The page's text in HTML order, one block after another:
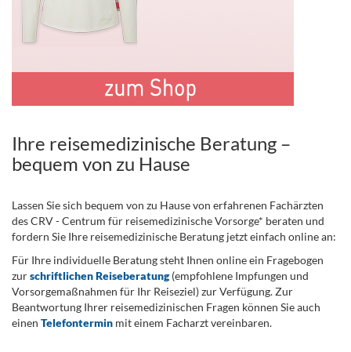
Ihre reisemedizinische Beratung –
bequem von zu Hause
Lassen Sie sich bequem von zu Hause von erfahrenen Fachärzten
des CRV - Centrum für reisemedizinische Vorsorge* beraten und
fordern Sie Ihre reisemedizinische Beratung jetzt einfach online an:
Für Ihre individuelle Beratung steht Ihnen online ein Fragebogen
zurschriftlichen Reiseberatung(empfohlene Impfungen und
Vorsorgemaßnahmen für Ihr Reiseziel) zur Verfügung. Zur
Beantwortung Ihrer reisemedizinischen Fragen können Sie auch
einen Telefontermin mit einem Facharzt vereinbaren.